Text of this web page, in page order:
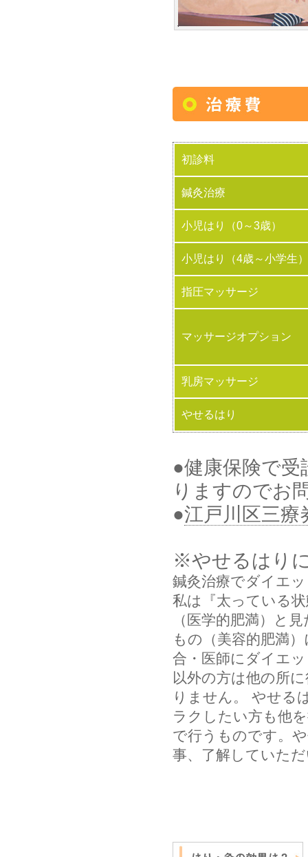
初診料
鍼灸治療
小児はり（0～3歳）
小児はり（4歳～小学生）
指圧マッサージ
マッサージオプション
乳房マッサージ
やせるはり
●健康保険で
りますのでお
●江戸川区三療
※やせるはり
鍼灸治療でダイエ
私は『太っている
（医学的肥満）と
もの（美容的肥満
合・医師にダイエ
以外の方は他の所
りません。 やせる
ラクしたい方も他
で行うものです。
事、了解していた